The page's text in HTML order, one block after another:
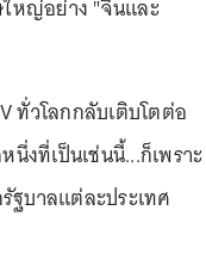
หญ่อย่าง "จีนและ
ทั่วโลกกลับเติบโตต่อ
นึ่งที่เป็นเช่นนี้...ก็เพราะ
ฐบาลแต่ละประเทศ